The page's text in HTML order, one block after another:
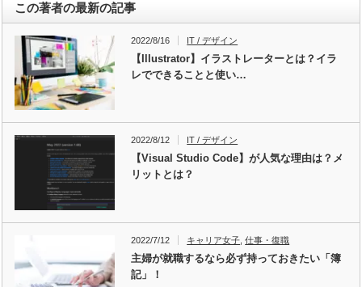
この著者の最新の記事
2022/8/16 IT / デザイン
【Illustrator】イラストレーターとは？イラ
レでできることと使い…
2022/8/12 IT / デザイン
【Visual Studio Code】が人気な理由は？メ
リットとは？
2022/7/12 キャリア女子 ,仕事・復職
主婦が就職するなら必ず持っておきたい「簿
記」！